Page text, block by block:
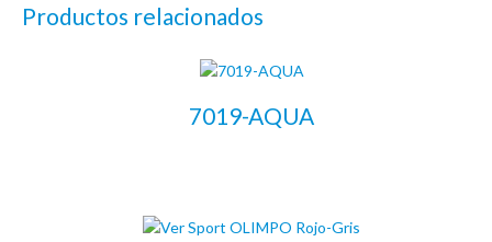
Productos relacionados
7019-AQUA